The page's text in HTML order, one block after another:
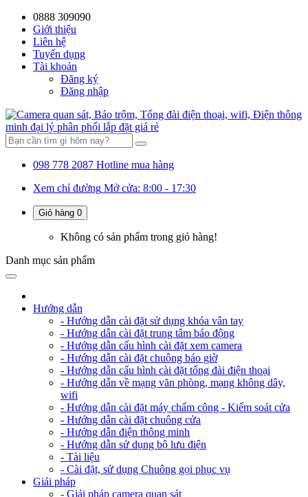
0888 309090
Giới thiệu
Liên hệ
Tuyển dụng
Tài khoản
Đăng ký
Đăng nhập
098 778 2087 Hotline mua hàng
Xem chỉ đường Mở cửa: 8:00 - 17:30
Giỏ hàng 0
Không có sản phẩm trong giỏ hàng!
Danh mục sản phẩm
Hướng dẫn
- Hướng dẫn cài đặt sử dụng khóa vân tay
- Hướng dẫn cài đặt trung tâm báo động
- Hướng dẫn cấu hình cài đặt xem camera
- Hướng dẫn cài đặt chuông báo giờ
- Hướng dẫn cấu hình cài đặt tổng đài điện thoại
- Hướng dẫn về mạng văn phòng, mạng không dây,
wifi
- Hướng dẫn cài đặt máy chấm công - Kiểm soát cửa
- Hướng dẫn cài đặt chuông cửa
- Hướng dẫn điện thông minh
- Hướng dẫn sử dụng bộ lưu điện
- Tài liệu
- Cài đặt, sử dụng Chuông gọi phục vụ
Giải pháp
- Giải pháp camera quan sát